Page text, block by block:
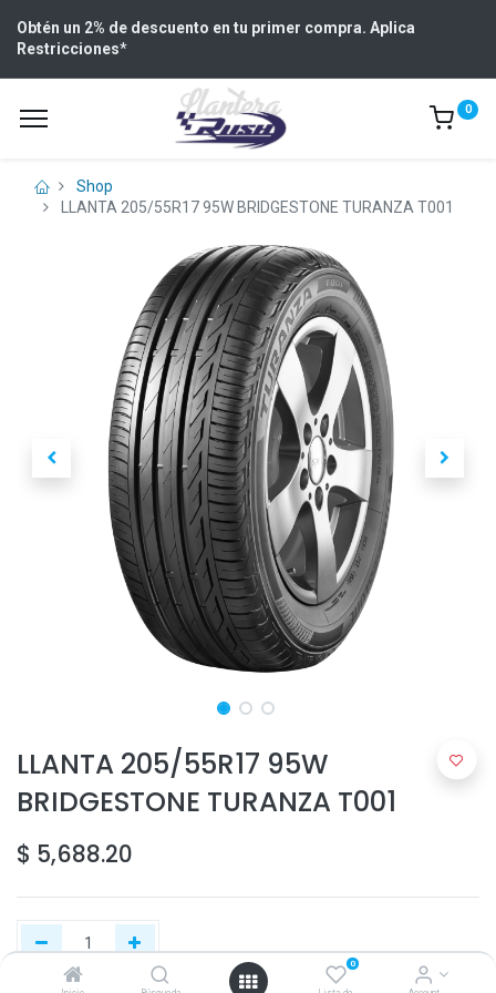
0
Obtén un 2% de descuento en tu primer compra. Aplica
Restricciones*
0
Shop
LLANTA 205/55R17 95W BRIDGESTONE TURANZA T001
LLANTA 205/55R17 95W
BRIDGESTONE TURANZA T001
$ 5,688.20